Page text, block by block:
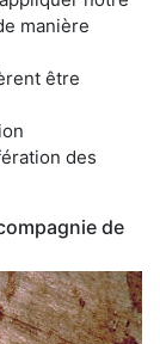
manière
être
des
de